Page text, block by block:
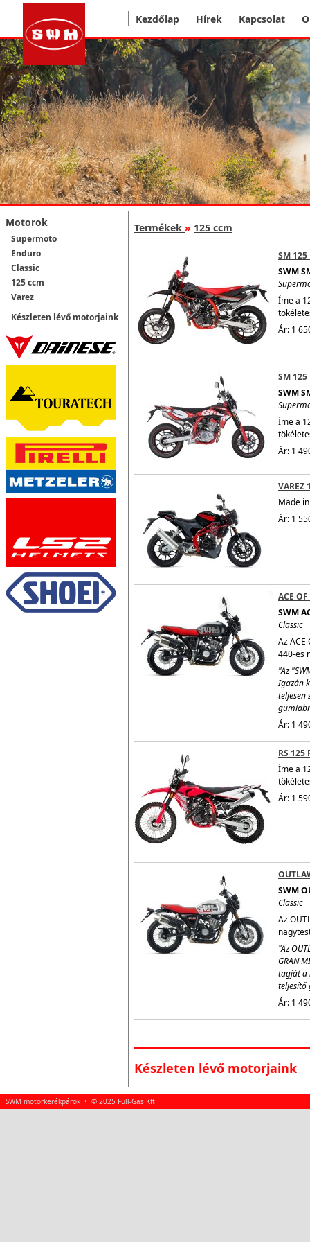
Kezdőlap Hírek Kapcsolat
Motorok
Supermoto
Enduro
Classic
125 ccm
Varez
Készleten lévő motorjaink
Termékek » 125 ccm
SM 125
SWM
Íme a
Ár: 1
SM 125
SWM
Íme a
Ár: 1
VAREZ
Made
Ár: 1
ACE
SWM
Classic
Az
440-es
"Az
Igazán
teljesen
Ár: 1
RS 125
Íme a
Ár: 1
SWM
Classic
Az
"Az
GRAN
tagját a
teljesítő
Ár: 1
Készleten lévő motorjaink
SWM motorkerékpárok • © 2025 Full-Gas Kft